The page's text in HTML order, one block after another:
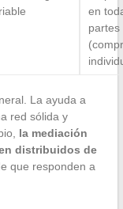
en
partes
La ayuda a
red sólida y
la mediación
distribuidos de
que responden a